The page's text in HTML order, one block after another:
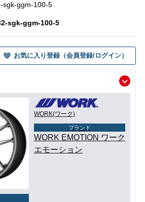
sgk-ggm-100-5
sgk-ggm-100-5
お気に入り登録（会員登録/ログイン）
WORK(ワーク)
ブランド
WORK EMOTION ワーク
エモーション